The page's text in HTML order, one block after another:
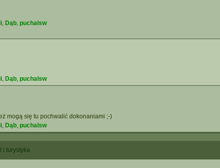
, Dąb, puchalsw
, Dąb, puchalsw
mogą się tu pochwalić dokonaniami ;-)
, Dąb, puchalsw
i turystyka